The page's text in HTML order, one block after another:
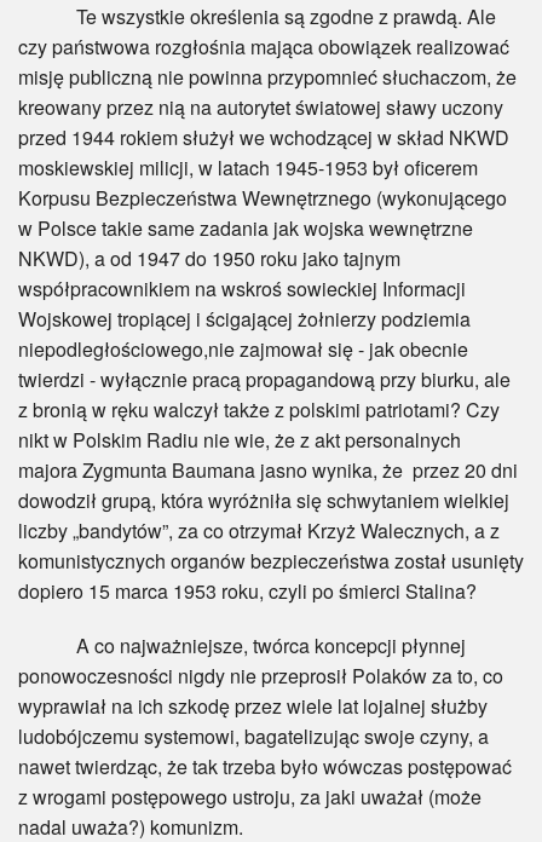
Te wszystkie określenia są zgodne z prawdą. Ale
czy państwowa rozgłośnia mająca obowiązek realizować
misję publiczną nie powinna przypomnieć słuchaczom, że
kreowany przez nią na autorytet światowej sławy uczony
przed 1944 rokiem służył we wchodzącej w skład NKWD
moskiewskiej milicji, w latach 1945-1953 był oficerem
Korpusu Bezpieczeństwa Wewnętrznego (wykonującego
w Polsce takie same zadania jak wojska wewnętrzne
NKWD), a od 1947 do 1950 roku jako tajnym
współpracownikiem na wskroś sowieckiej Informacji
Wojskowej tropiącej i ścigającej żołnierzy podziemia
niepodległościowego,nie zajmował się - jak obecnie
twierdzi - wyłącznie pracą propagandową przy biurku, ale
z bronią w ręku walczył także z polskimi patriotami? Czy
nikt w Polskim Radiu nie wie, że z akt personalnych
majora Zygmunta Baumana jasno wynika, że przez 20 dni
dowodził grupą, która wyróżniła się schwytaniem wielkiej
liczby „bandytów”, za co otrzymał Krzyż Walecznych, a z
komunistycznych organów bezpieczeństwa został usunięty
dopiero 15 marca 1953 roku, czyli po śmierci Stalina?
A co najważniejsze, twórca koncepcji płynnej
ponowoczesności nigdy nie przeprosił Polaków za to, co
wyprawiał na ich szkodę przez wiele lat lojalnej służby
ludobójczemu systemowi, bagatelizując swoje czyny, a
nawet twierdząc, że tak trzeba było wówczas postępować
z wrogami postępowego ustroju, za jaki uważał (może
nadal uważa?) komunizm.